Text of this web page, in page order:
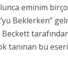
eminim
Beklerken”
tanınan bu